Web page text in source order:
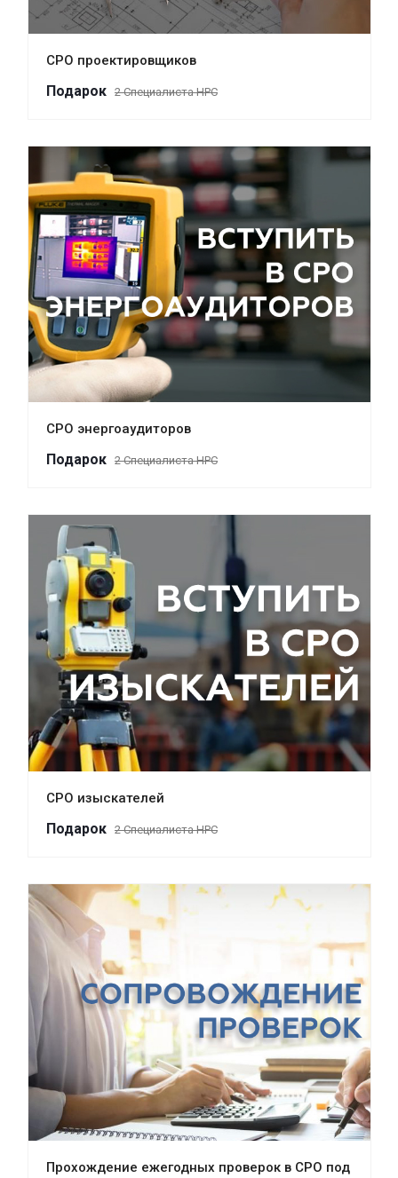
СРО проектировщиков
Подарок 2 Специалиста НРС
СРО энергоаудиторов
Подарок 2 Специалиста НРС
СРО изыскателей
Подарок 2 Специалиста НРС
Прохождение ежегодных проверок в СРО под